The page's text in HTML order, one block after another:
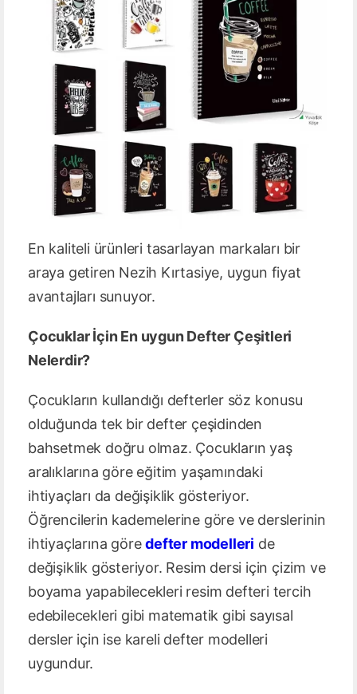
En kaliteli ürünleri tasarlayan markaları bir
araya getiren Nezih Kırtasiye, uygun fiyat
avantajları sunuyor.
Çocuklar İçin En uygun Defter Çeşitleri
Nelerdir?
Çocukların kullandığı defterler söz konusu
olduğunda tek bir defter çeşidinden
bahsetmek doğru olmaz. Çocukların yaş
aralıklarına göre eğitim yaşamındaki
ihtiyaçları da değişiklik gösteriyor.
Öğrencilerin kademelerine göre ve derslerinin
ihtiyaçlarına göredefter modelleri de
değişiklik gösteriyor. Resim dersi için çizim ve
boyama yapabilecekleri resim defteri tercih
edebilecekleri gibi matematik gibi sayısal
dersler için ise kareli defter modelleri
uygundur.